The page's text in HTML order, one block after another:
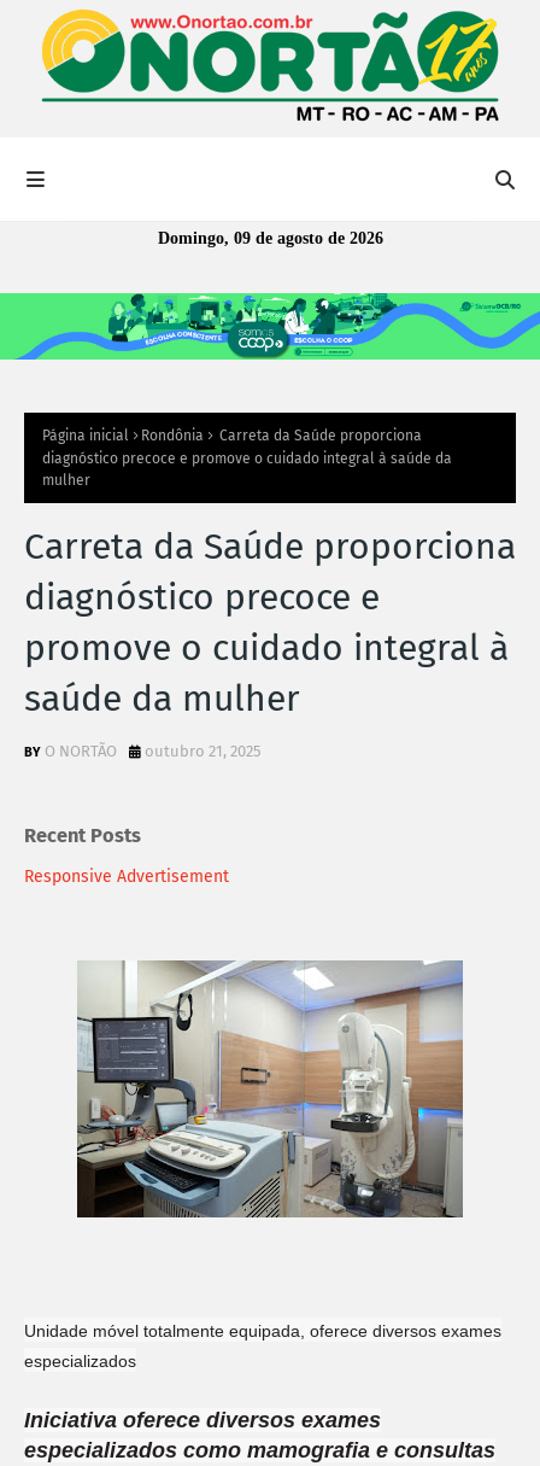
Domingo, 09 de agosto de 2026
Página inicial Rondônia
Carreta da Saúde proporciona
diagnóstico precoce e promove o cuidado integral à saúde da
mulher
Carreta da Saúde proporciona
diagnóstico precoce e
promove o cuidado integral à
saúde da mulher
O NORTÃO outubro 21, 2025
Recent Posts
Responsive Advertisement
Unidade móvel totalmente equipada, oferece diversos exames
especializados
Iniciativa oferece diversos exames
especializados como mamografia e consultas